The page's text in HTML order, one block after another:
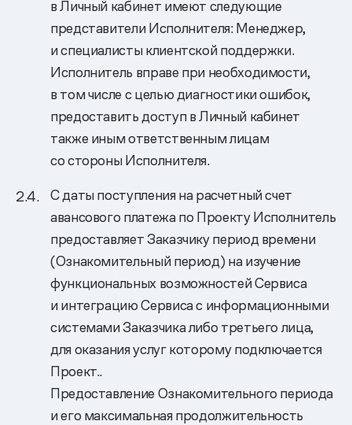
в Личный кабинет имеют следующие
представители Исполнителя: Менеджер,
и специалисты клиентской поддержки.
Исполнитель вправе при необходимости,
в том числе с целью диагностики ошибок,
предоставить доступ в Личный кабинет
также иным ответственным лицам
со стороны Исполнителя.
С даты поступления на расчетный счет
авансового платежа по Проекту Исполнитель
предоставляет Заказчику период времени
(Ознакомительный период) на изучение
функциональных возможностей Сервиса
и интеграцию Сервиса с информационными
системами Заказчика либо третьего лица,
для оказания услуг которому подключается
Проект..
Предоставление Ознакомительного периода
и его максимальная продолжительность